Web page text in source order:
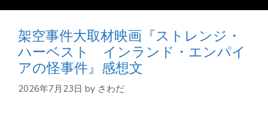
架空事件大取材映画『ストレンジ・
ハーベスト インランド・エンパイ
アの怪事件』感想文
2026年7月23日 by さわだ